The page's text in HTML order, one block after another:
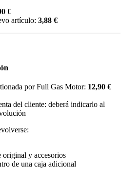
€
artículo: 3,88 €
por Full Gas Motor: 12,90 €
del cliente: deberá indicarlo al
original y accesorios
de una caja adicional